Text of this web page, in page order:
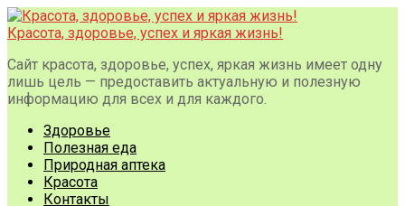
Перейти
к
Красота, здоровье, успех и яркая жизнь!
Сайт красота, здоровье, успех, яркая жизнь имеет одну
лишь цель — предоставить актуальную и полезную
информацию для всех и для каждого.
Здоровье
Полезная еда
Природная аптека
Красота
Контакты